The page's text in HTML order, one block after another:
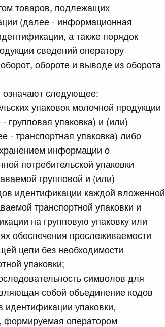
товаров, подлежащих
(далее - информационная
а также порядок
сведений оператору
обороте и выводе из оборота
означают следующее:
упаковок молочной продукции
групповая упаковка) и (или)
- транспортная упаковка) либо
информации о
потребительской упаковки
групповой и (или)
идентификации каждой вложенной
транспортной упаковки и
на групповую упаковку или
обеспечения прослеживаемости
цепи без необходимости
упаковки;
символов для
собой объединение кодов
идентификации упаковки,
формируемая оператором
№ 914
913
912
№ 903
2025
№ 902
2015 г.
№ 901